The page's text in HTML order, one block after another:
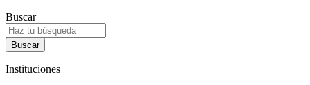
Buscar
Instituciones